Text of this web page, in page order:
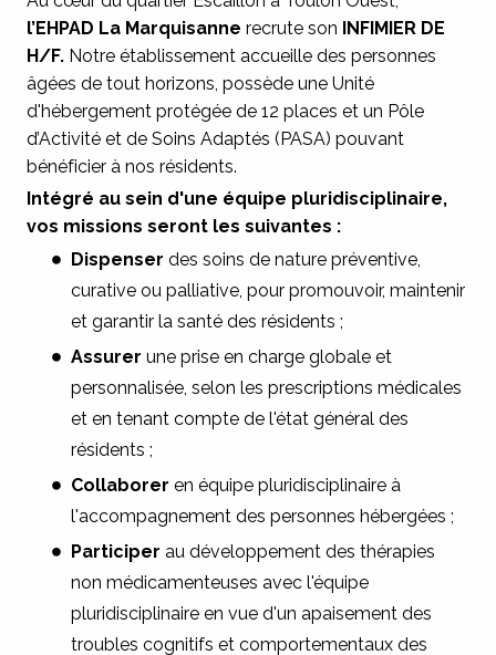
l’EHPAD La Marquisanne recrute son INFIMIER DE
H/F. Notre établissement accueille des personnes
âgées de tout horizons, possède une Unité
d'hébergement protégée de 12 places et un Pôle
d’Activité et de Soins Adaptés (PASA) pouvant
bénéficier à nos résidents.
Intégré au sein d'une équipe pluridisciplinaire,
vos missions seront les suivantes :
Dispenser des soins de nature préventive,
curative ou palliative, pour promouvoir, maintenir
et garantir la santé des résidents ;
Assurer une prise en charge globale et
personnalisée, selon les prescriptions médicales
et en tenant compte de l'état général des
résidents ;
Collaborer en équipe pluridisciplinaire à
l'accompagnement des personnes hébergées ;
Participer au développement des thérapies
non médicamenteuses avec l'équipe
pluridisciplinaire en vue d'un apaisement des
troubles cognitifs et comportementaux des